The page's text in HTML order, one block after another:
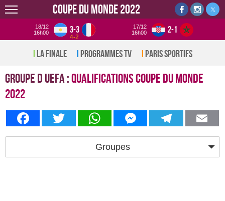
Coupe du monde 2022
18/12
16h00
3-3
4-2
17/12
16h00
2-1
La Finale Programmes TV Paris sportifs
Groupe d UEFA :Qualifications Coupe du monde
2022
Facebook Twitter WhatsApp Messenger Telegram
Groupes